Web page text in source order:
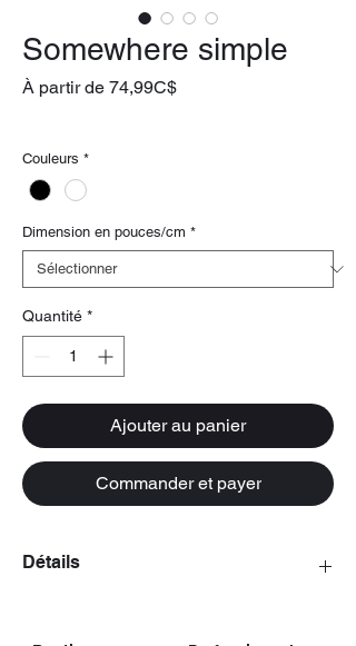
Somewhere simple
À partir de 74,99C$Prix
Couleurs *
Dimension en pouces/cm *
Quantité *
Ajouter au panier
Commander et payer
Détails